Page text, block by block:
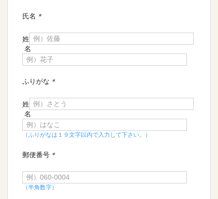
氏名 ＊
姓
名
ふりがな ＊
姓
名
（ふりがなは１９文字以内で入力して下さい。）
郵便番号 ＊
（半角数字）